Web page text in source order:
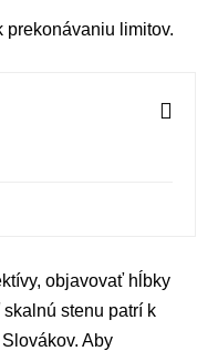
prekonávaniu limitov.
objavovať hĺbky
stenu patrí k
Aby